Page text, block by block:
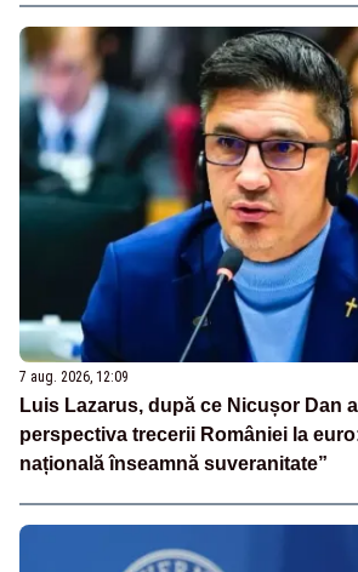
7 aug. 2026, 12:09
Luis Lazarus, după ce Nicușor Dan
perspectiva trecerii României la
națională înseamnă suveranitate”